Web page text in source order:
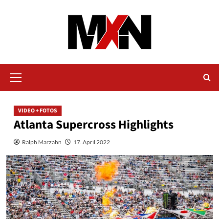
Menü
VIDEO + FOTOS
Atlanta Supercross Highlights
Ralph Marzahn 17. April 2022